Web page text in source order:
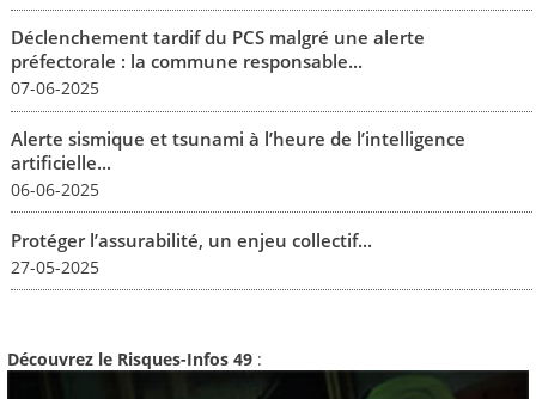
Déclenchement tardif du PCS malgré une alerte
préfectorale : la commune responsable...
07-06-2025
Alerte sismique et tsunami à l’heure de l’intelligence
artificielle...
06-06-2025
Protéger l’assurabilité, un enjeu collectif...
27-05-2025
Découvrez le Risques-Infos 49 :